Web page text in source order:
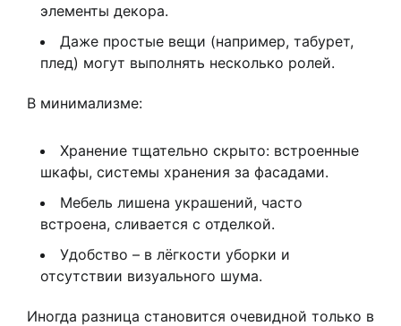
элементы декора.
Даже простые вещи (например, табурет,
плед) могут выполнять несколько ролей.
В минимализме:
Хранение тщательно скрыто: встроенные
шкафы, системы хранения за фасадами.
Мебель лишена украшений, часто
встроена, сливается с отделкой.
Удобство – в лёгкости уборки и
отсутствии визуального шума.
Иногда разница становится очевидной только в